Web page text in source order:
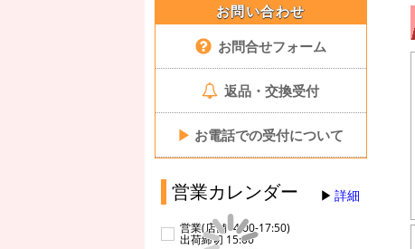
お問い合わせ
お問合せフォーム
返品・交換受付
▶ お電話での受付について
営業カレンダー 詳細
営業(店舗14:00-17:50)
出荷締切 15:00